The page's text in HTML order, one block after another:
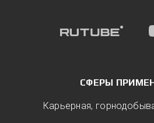
СФЕРЫ
Карьерная,